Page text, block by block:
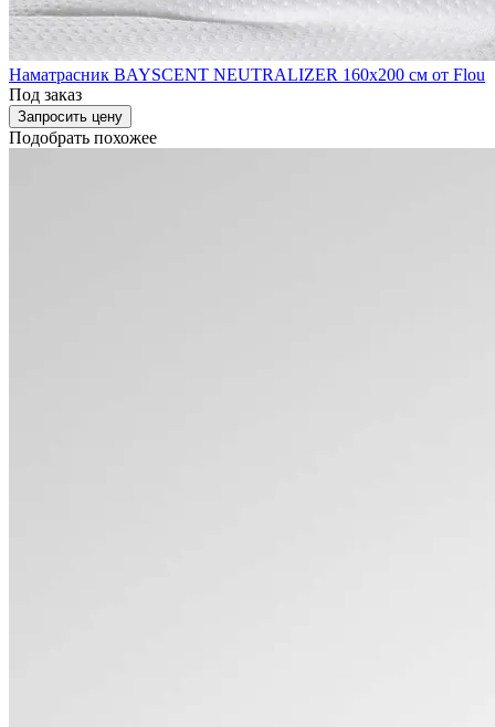
Наматрасник BAYSCENT NEUTRALIZER 160x200 см от Flou
Под заказ
Запросить цену
Подобрать похожее